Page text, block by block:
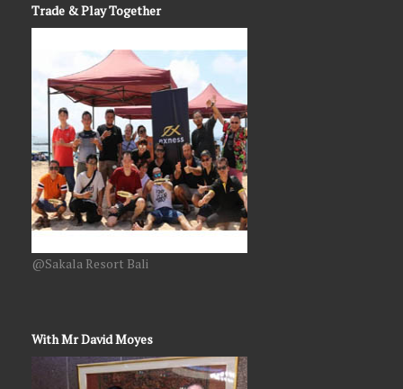
Trade & Play Together
@Sakala Resort Bali
With Mr David Moyes